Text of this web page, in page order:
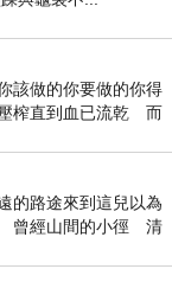
該做的你要做的你得
榨直到血已流乾 而
的路途來到這兒以為
曾經山間的小徑 清